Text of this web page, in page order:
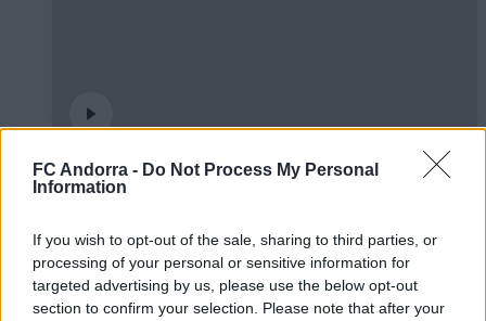
FC Andorra - Do Not Process My Personal
Information
If you wish to opt-out of the sale, sharing to third parties, or
processing of your personal or sensitive information for
targeted advertising by us, please use the below opt-out
section to confirm your selection. Please note that after your
✈️🆕 𝑳𝑨𝑼𝑻𝑨𝑹𝑶 𝑺𝑷𝑨𝑻𝒁, solidez,
PRIMER EQUIPO